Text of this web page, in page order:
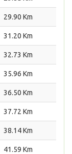
29.90 Km
31.20 Km
32.73 Km
35.96 Km
36.50 Km
37.72 Km
38.14 Km
41.59 Km